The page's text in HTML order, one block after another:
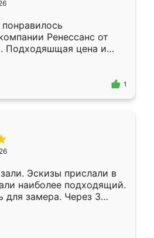
Ренессанс от
Подходяшщая цена и
Приехавший
Владислав
эскизу самый
1
Эскизы прислали в
наиболее подходящий.
для замера. Через 3
уже готова. Остались
Спасибо Ренессанс
работу!